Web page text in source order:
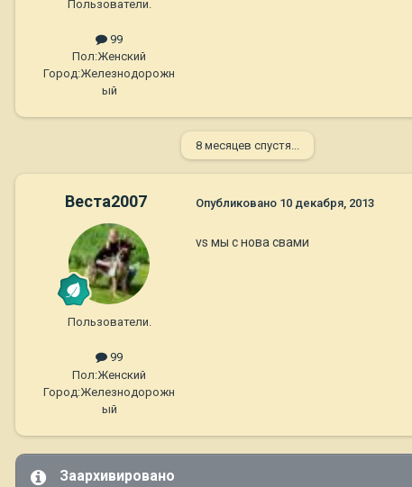
Пользователи.
99
Пол:Женский
Город:Железнодорожн
ый
8 месяцев спустя...
Веста2007
Пользователи.
99
Пол:Женский
Город:Железнодорожн
ый
Опубликовано 10 декабря, 2013
vs мы с нова свами
Заархивировано